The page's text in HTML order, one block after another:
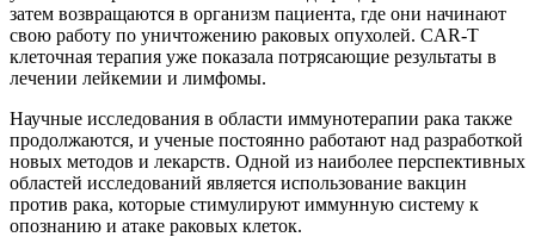
затем возвращаются в организм пациента, где они начинают
свою работу по уничтожению раковых опухолей. CAR-T
клеточная терапия уже показала потрясающие результаты в
лечении лейкемии и лимфомы.
Научные исследования в области иммунотерапии рака также
продолжаются, и ученые постоянно работают над разработкой
новых методов и лекарств. Одной из наиболее перспективных
областей исследований является использование вакцин
против рака, которые стимулируют иммунную систему к
опознанию и атаке раковых клеток.